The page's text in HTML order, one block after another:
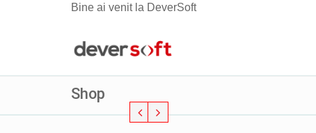
Bine ai venit la DeverSoft
Shop